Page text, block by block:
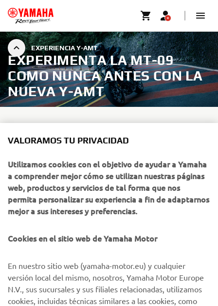
EXPERIENCIA Y-AMT
EXPERIMENTA LA MT-09
COMO NUNCA ANTES CON LA
NUEVA Y-AMT
ofrecerte una experiencia de conducción más inmersiva,
aún más adictiva y gratificante. La nueva Transmisión
Manual Automatizada de Yamaha (Y-AMT)
está diseñada
para llevar esa sensación aún más lejos, marcando el inicio
de una nueva era con tecnología avanzada de cambio de
marchas que introduce una nueva dimensión en la
¡LO SENTIMOS! ESTE EVENTO
ESTÁ CERRADO.
Por favor, visite nuestro sitio web para ver cuándo serán
los próximos eventos.
VALORAMOS TU PRIVACIDAD
Utilizamos cookies con el objetivo de ayudar a Yamaha
a comprender mejor cómo se utilizan nuestras páginas
web, productos y servicios de tal forma que nos
permita personalizar su experiencia a fin de adaptarnos
mejor a sus intereses y preferencias.
Cookies en el sitio web de Yamaha Motor
En nuestro sitio web (yamaha-motor.eu) y cualquier
versión local del mismo, nosotros, Yamaha Motor Europe
N.V., sus sucursales y sus filiales relacionadas, utilizamos
cookies, incluidas técnicas similares a las cookies, como